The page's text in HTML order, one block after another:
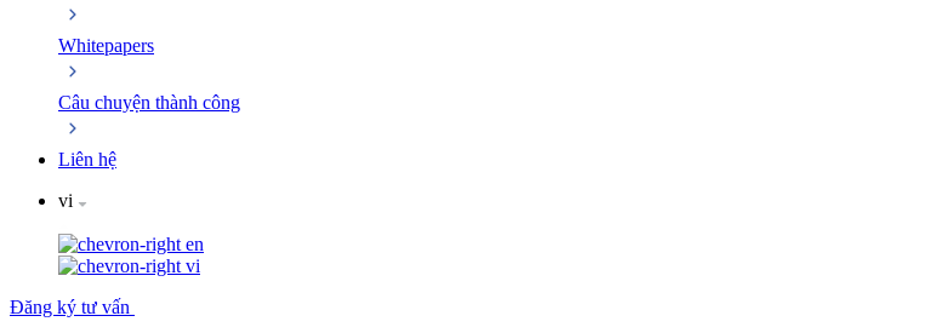
Whitepapers
Câu chuyện thành công
Liên hệ
vi
en
vi
Đăng ký tư vấn